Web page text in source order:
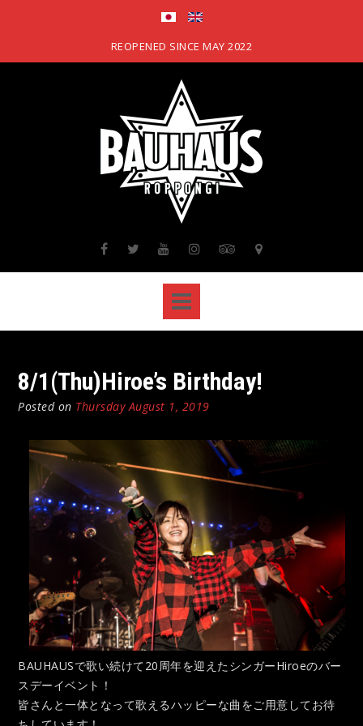
REOPENED SINCE MAY 2022
8/1(Thu)Hiroe’s Birthday!
Posted on Thursday August 1, 2019
BAUHAUSで歌い続けて20周年を迎えたシンガーHiroeのバー
スデーイベント！
皆さんと一体となって歌えるハッピーな曲をご用意してお待